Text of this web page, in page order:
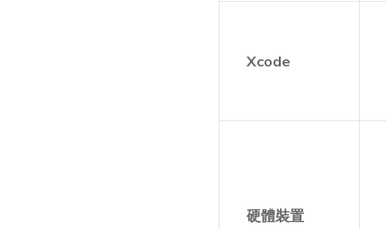
Xcode
硬體裝置